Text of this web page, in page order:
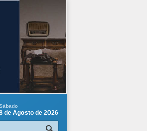
de Agosto de 2026